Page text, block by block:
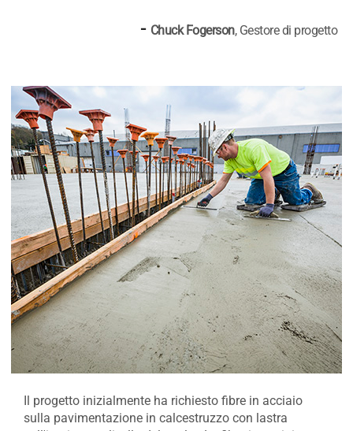
- Chuck Fogerson, Gestore di progetto
Il progetto inizialmente ha richiesto fibre in acciaio
sulla pavimentazione in calcestruzzo con lastra